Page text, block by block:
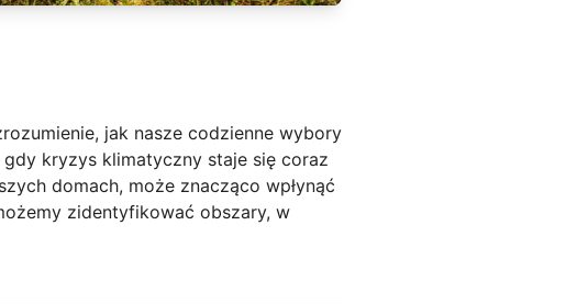
jak nasze codzienne wybory
kryzys klimatyczny staje się coraz
domach, może znacząco wpłynąć
zidentyfikować obszary, w